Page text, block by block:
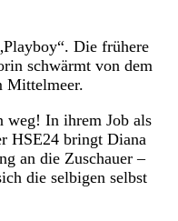
Die frühere
schwärmt von dem
Mittelmeer.
In ihrem Job als
HSE24 bringt Diana
an die Zuschauer –
die selbigen selbst